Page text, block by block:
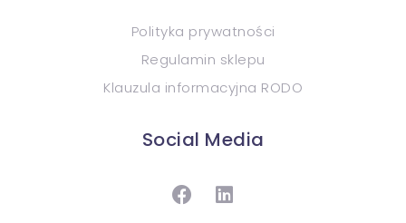
Polityka prywatności
Regulamin sklepu
Klauzula informacyjna RODO
Social Media